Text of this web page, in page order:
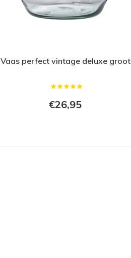
Vaas perfect vintage deluxe groot
€26,95